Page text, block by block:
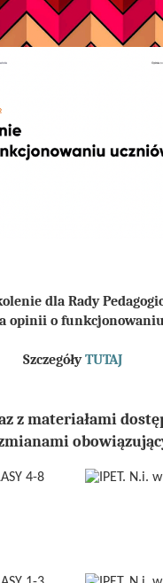
dla Rady
opinii o
SzczegółyTUTAJ
z materiałami